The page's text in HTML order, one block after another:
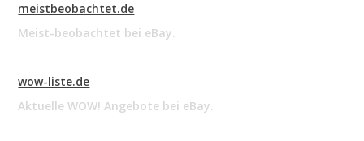
meistbeobachtet.de
Meist-beobachtet bei eBay.
wow-liste.de
Aktuelle WOW! Angebote bei eBay.